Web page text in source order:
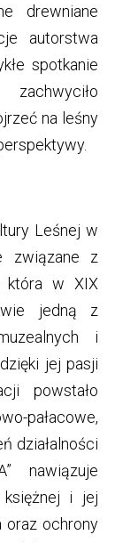
drewniane
autorstwa
spotkanie
na leśny
Leśnej w
związane z
która w XIX
jedną z
i
jej pasji
powstało
pałacowe,
działalności
nawiązuje
księżnej i jej
oraz ochrony